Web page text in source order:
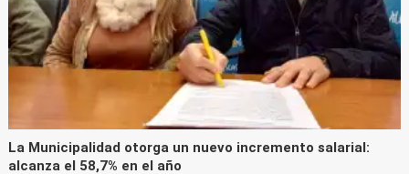
La Municipalidad otorga un nuevo incremento salarial:
alcanza el 58,7% en el año